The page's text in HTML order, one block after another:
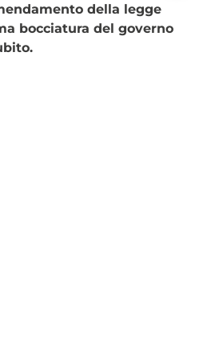
della legge
bocciatura del governo